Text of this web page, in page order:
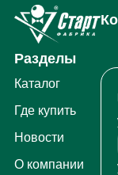
Разделы
Каталог
Где купить
Новости
О компании